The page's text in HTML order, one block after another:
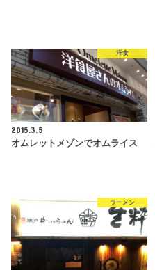
洋食
2015.3.5
オムレットメゾンでオムライス
ラーメン